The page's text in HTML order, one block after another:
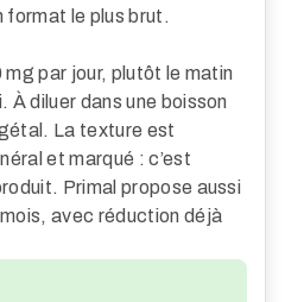
format le plus brut.
mg par jour, plutôt le matin
À diluer dans une boisson
La texture est
et marqué : c’est
Primal propose aussi
avec réduction déjà